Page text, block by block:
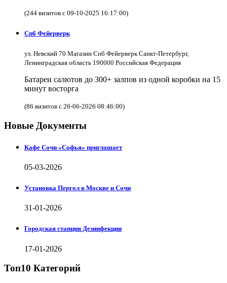
(244 визитов с 09-10-2025 16:17:00)
Спб Фейерверк
ул. Невский 70 Магазин Спб Фейерверк Санкт-Петербург,
Ленинградская область 190000 Российская Федерация
Батареи салютов до 300+ залпов из одной коробки на 15
минут восторга
(86 визитов с 26-06-2026 08:46:00)
Новые Документы
Кафе Сочи «Софья» приглашает
05-03-2026
Установка Пергол в Москве и Сочи
31-01-2026
Городская станция Дезинфекции
17-01-2026
Топ10 Категорий